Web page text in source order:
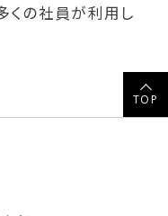
くの社員が利用し
TOP